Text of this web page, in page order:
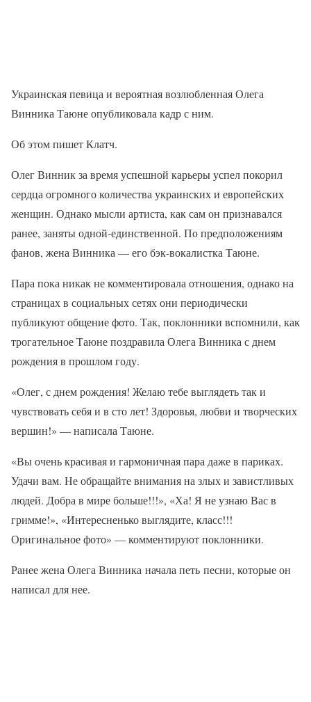
Украинская певица и вероятная возлюбленная Олега
Винника Таюне опубликовала кадр с ним.
Об этом пишет Клатч.
Олег Винник за время успешной карьеры успел покорил
сердца огромного количества украинских и европейских
женщин. Однако мысли артиста, как сам он признавался
ранее, заняты одной-единственной. По предположениям
фанов, жена Винника — его бэк-вокалистка Таюне.
Пара пока никак не комментировала отношения, однако на
страницах в социальных сетях они периодически
публикуют общение фото. Так, поклонники вспомнили, как
трогательное Таюне поздравила Олега Винника с днем
рождения в прошлом году.
«Олег, с днем рождения! Желаю тебе выглядеть так и
чувствовать себя и в сто лет! Здоровья, любви и творческих
вершин!» — написала Таюне.
«Вы очень красивая и гармоничная пара даже в париках.
Удачи вам. Не обращайте внимания на злых и завистливых
людей. Добра в мире больше!!!», «Ха! Я не узнаю Вас в
гримме!», «Интересненько выглядите, класс!!!
Оригинальное фото» — комментируют поклонники.
Ранее жена Олега Винника начала петь песни, которые он
написал для нее.